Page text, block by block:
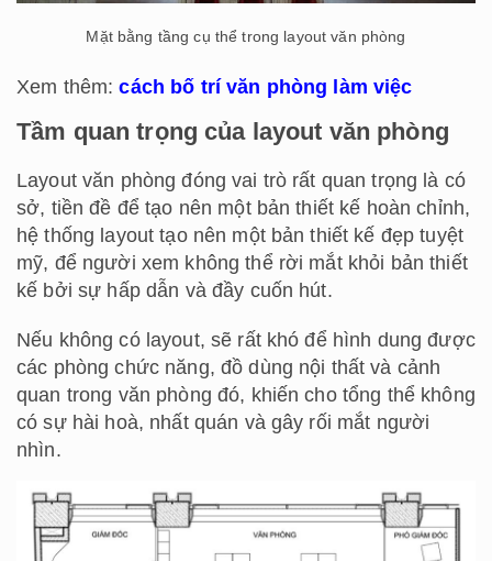
Mặt bằng tầng cụ thể trong layout văn phòng
Xem thêm:cách bố trí văn phòng làm việc
Tầm quan trọng của layout văn phòng
Layout văn phòng đóng vai trò rất quan trọng là có
sở, tiền đề để tạo nên một bản thiết kế hoàn chỉnh,
hệ thống layout tạo nên một bản thiết kế đẹp tuyệt
mỹ, để người xem không thể rời mắt khỏi bản thiết
kế bởi sự hấp dẫn và đầy cuốn hút.
Nếu không có layout, sẽ rất khó để hình dung được
các phòng chức năng, đồ dùng nội thất và cảnh
quan trong văn phòng đó, khiến cho tổng thể không
có sự hài hoà, nhất quán và gây rối mắt người
nhìn.